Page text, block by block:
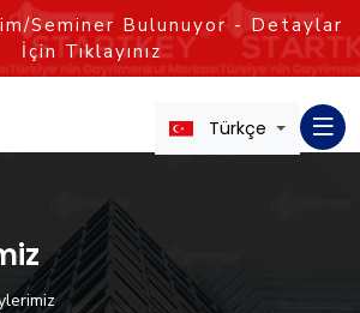
Seminer Bulunuyor - Detaylar
İçin Tıklayınız
Türkçe